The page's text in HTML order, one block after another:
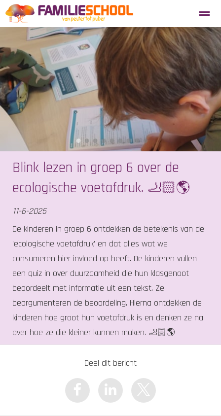
Aanmelden nieuwe leerlingen Blosse Tevredenheidsenquête
Agenda Locatie Zoeken
● ● ● ● ● ●● ● ●
Blink lezen in groep 6 over de
ecologische voetafdruk. 🦶🏻🌎
11-6-2025
De kinderen in groep 6 ontdekken de betekenis van de
'ecologische voetafdruk' en dat alles wat we
consumeren hier invloed op heeft. De kinderen vullen
een quiz in over duurzaamheid die hun klasgenoot
beoordeelt met informatie uit een tekst. Ze
beargumenteren de beoordeling. Hierna ontdekken de
kinderen hoe groot hun voetafdruk is en denken ze na
over hoe ze die kleiner kunnen maken. 🦶🏻🌎
Deel dit bericht